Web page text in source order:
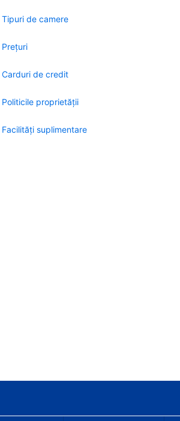
Tipuri de camere
Preţuri
Carduri de credit
Politicile proprietății
Facilităţi suplimentare